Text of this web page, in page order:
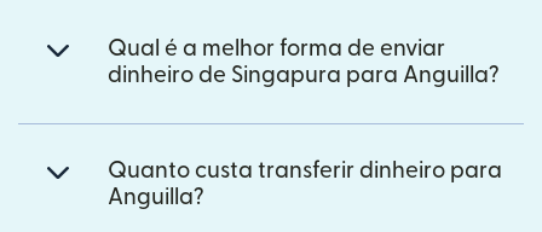
Qual é a melhor forma de enviar
dinheiro de Singapura para Anguilla?
Quanto custa transferir dinheiro para
Anguilla?